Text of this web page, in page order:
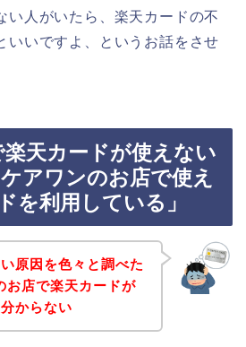
い人がいたら、楽天カードの不
いいですよ、というお話をさせ
天カードが使えない
アワンのお店で使え
を利用している」
原因を色々と調べた
お店で楽天カードが
からない